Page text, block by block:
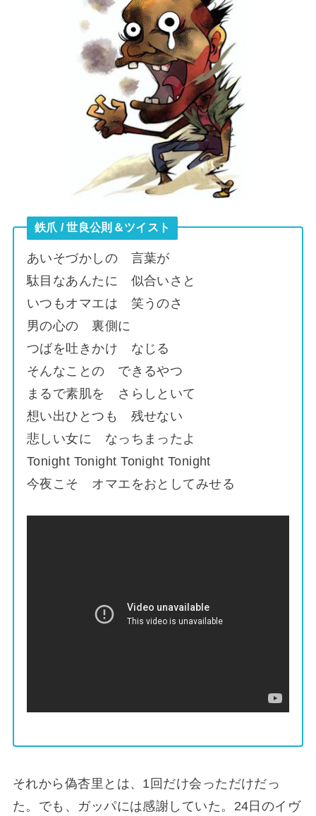
鉄爪 / 世良公則＆ツイスト
あいそづかしの 言葉が
駄目なあんたに 似合いさと
いつもオマエは 笑うのさ
男の心の 裏側に
つばを吐きかけ なじる
そんなことの できるやつ
まるで素肌を さらしといて
想い出ひとつも 残せない
悲しい女に なっちまったよ
Tonight Tonight Tonight Tonight
今夜こそ オマエをおとしてみせる
それから偽杏里とは、1回だけ会っただけだっ
た。でも、ガッパには感謝していた。24日のイヴ